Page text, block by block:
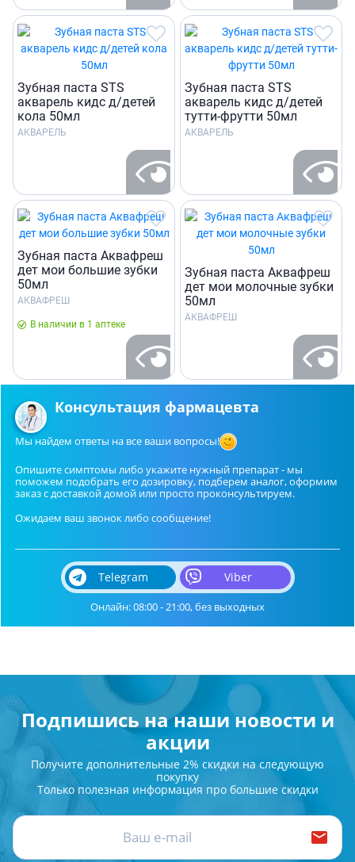
Зубная паста STS
акварель кидс д/детей
кола 50мл
АКВАРЕЛЬ
Зубная паста STS
акварель кидс д/детей
тутти-фрутти 50мл
АКВАРЕЛЬ
Зубная паста Аквафреш
дет мои большие зубки
50мл
АКВАФРЕШ
В наличии в 1 аптеке
Зубная паста Аквафреш
дет мои молочные зубки
50мл
АКВАФРЕШ
Консультация фармацевта
Мы найдем ответы на все ваши вопросы!
Опишите симптомы либо укажите нужный препарат - мы
поможем подобрать его дозировку, подберем аналог, оформим
заказ с доставкой домой или просто проконсультируем.
Ожидаем ваш звонок либо сообщение!
Telegram Viber
Онлайн: 08:00 - 21:00, без выходных
Подпишись на наши новости и
акции
Получите дополнительные 2% скидки на следующую
покупку
Только полезная информация про большие скидки